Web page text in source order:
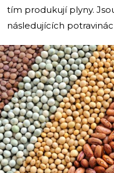
tím produkují plyny.
následujících